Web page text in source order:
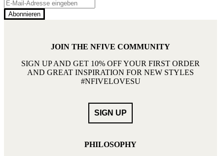
Abonnieren
JOIN THE NFIVE COMMUNITY
SIGN UP AND GET 10% OFF YOUR FIRST ORDER
AND GREAT INSPIRATION FOR NEW STYLES
#NFIVELOVESU
PHILOSOPHY